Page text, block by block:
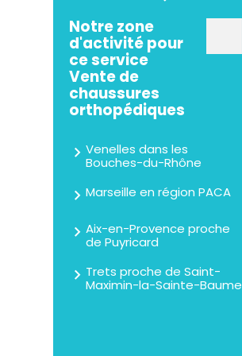
Notre zone
d'activité pour
ce service
Vente de
chaussures
orthopédiques
Venelles dans les
Bouches-du-Rhône
Marseille en région PACA
Aix-en-Provence proche
de Puyricard
Trets proche de Saint-
Maximin-la-Sainte-Baume